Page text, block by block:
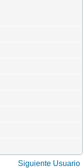
Siguiente Usuario